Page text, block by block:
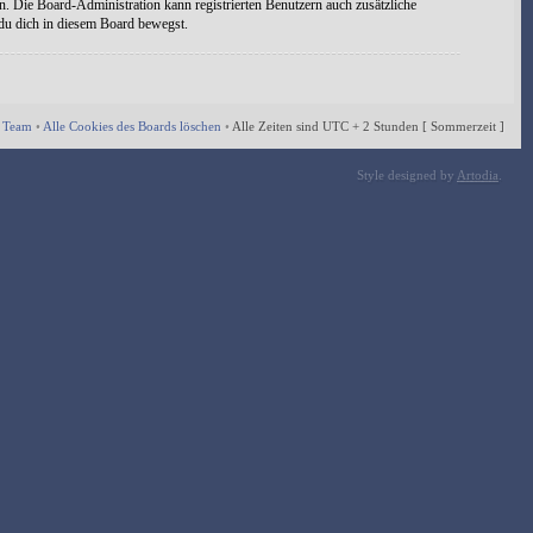
Board-Administration kann registrierten Benutzern auch zusätzliche
dich in diesem Board bewegst.
• Alle Cookies des Boards löschen • Alle Zeiten sind UTC + 2 Stunden [ Sommerzeit ]
Style designed by Artodia